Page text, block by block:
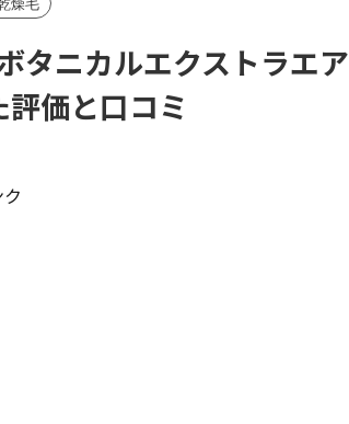
タニカルエクストラエア
価と口コミ